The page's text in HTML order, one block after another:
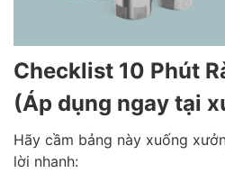
Checklist 10 Phút
(Áp dụng ngay tại
Hãy cầm bảng này xuống
lời nhanh: